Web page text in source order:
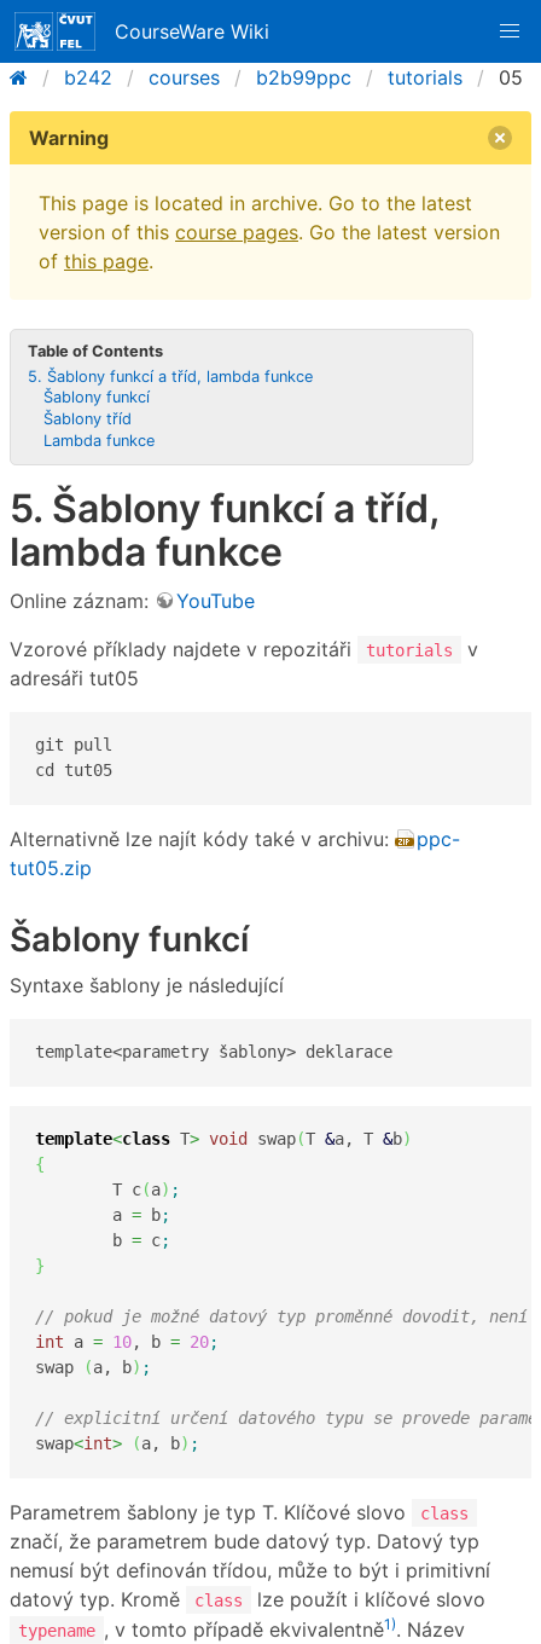
CourseWare Wiki
b242
courses b2b99ppc tutorials 05
Warning
This page is located in archive. Go to the latest
version of this course pages. Go the latest version
of this page.
Table of Contents
5. Šablony funkcí a tříd, lambda funkce
Šablony funkcí
Šablony tříd
Lambda funkce
5. Šablony funkcí a tříd,
lambda funkce
Online záznam:
YouTube
Vzorové příklady najdete v repozitáři
tutorials
v
adresáři tut05
git pull
cd tut05
Alternativně lze najít kódy také v archivu:
ppc-
tut05.zip
Šablony funkcí
Syntaxe šablony je následující
template<parametry šablony> deklarace
template<class T> void swap(T &a, T &b)
{
	T c
(a) ;
	a
= b;
	b
= c;
}
// pokud je možné datový typ proměnné dovodit,
int a = 10, b = 20;
swap
(a, b) ;
// explicitní určení datového typu se provede
swap<int> (a, b) ;
Parametrem šablony je typ T. Klíčové slovo class
značí, že parametrem bude datový typ. Datový typ
nemusí být definován třídou, může to být i primitivní
datový typ. Kromě
class lze použít i klíčové slovo
typename , v tomto případě ekvivalentně1). Název